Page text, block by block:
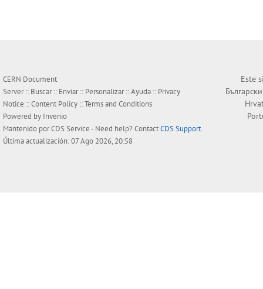
CERN Document
Server :: Buscar:: Enviar:: Personalizar::Ayuda :: Privacy
Notice ::Content Policy ::Terms and Conditions
Powered by Invenio
Mantenido porCDS Service- Need help? ContactCDS Support.
Última actualización: 07 Ago 2026, 20:58
Este
Български